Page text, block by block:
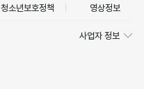
청소년보호정책 영상정보
사업자 정보